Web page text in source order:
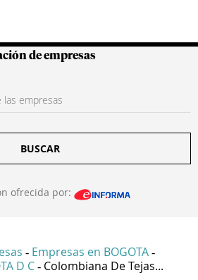
Colombianas
de empresas
BUSCAR
ofrecida por:
- Empresas en BOGOTA -
D C - Colombiana De Tejas...